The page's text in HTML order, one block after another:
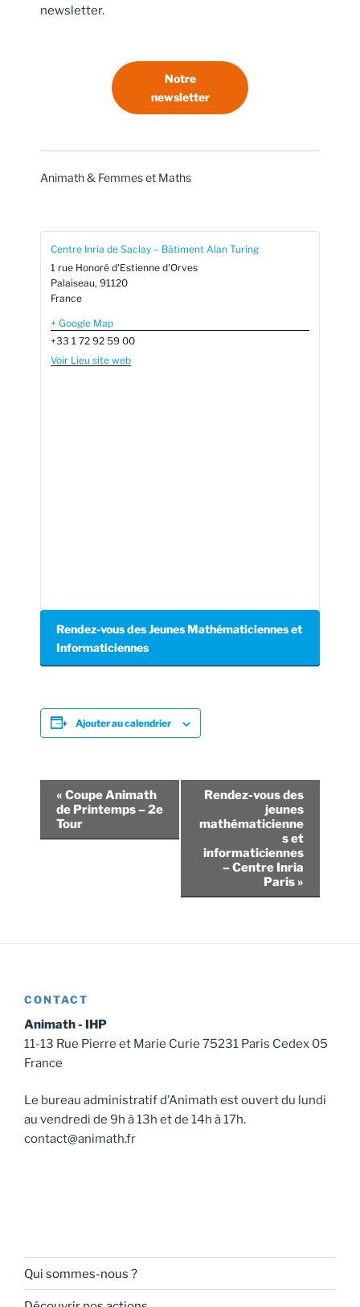
newsletter.
Notre
newsletter
Animath & Femmes et Maths
Centre Inria de Saclay – Bâtiment Alan Turing
1 rue Honoré d'Estienne d'Orves
Palaiseau, 91120
France
+ Google Map
+33 1 72 92 59 00
Voir Lieu site web
Rendez-vous des Jeunes Mathématiciennes et
Informaticiennes
Ajouter au calendrier
è
n
e
n
« Coupe Animath
de Printemps – 2e
Tour
Rendez-vous des
jeunes
mathématicienne
s et
informaticiennes
– Centre Inria
Paris »
CONTACT
Animath - IHP
11-13 Rue Pierre et Marie Curie 75231 Paris Cedex 05
France
Le bureau administratif d’Animath est ouvert du lundi
au vendredi de 9h à 13h et de 14h à 17h.
contact@animath.fr
Qui sommes-nous ?